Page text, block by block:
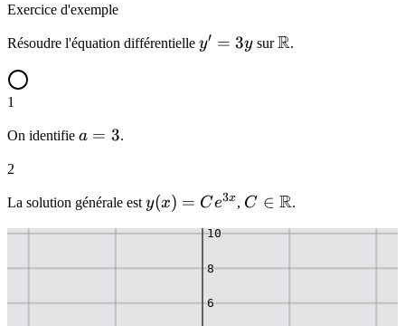
Exercice d'exemple
Résoudre l'équation différentielle y'
y′ = 3y sur\mathbb{R}
R.
1
On identifie a
a = 3.
2
La solution générale est y(x) =
y(x) = Ce3x, C \in
C ∈ R.
6
8
10
12